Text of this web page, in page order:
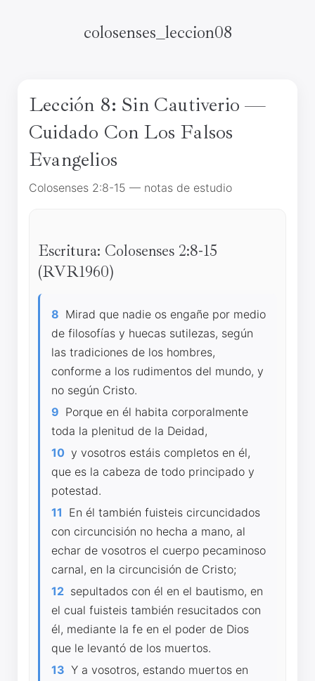
colosenses_leccion08
Lección 8: Sin Cautiverio —
Cuidado Con Los Falsos
Evangelios
Colosenses 2:8-15 — notas de estudio
Escritura: Colosenses 2:8-15
(RVR1960)
8 Mirad que nadie os engañe por medio
de filosofías y huecas sutilezas, según
las tradiciones de los hombres,
conforme a los rudimentos del mundo, y
no según Cristo.
9 Porque en él habita corporalmente
toda la plenitud de la Deidad,
10 y vosotros estáis completos en él,
que es la cabeza de todo principado y
potestad.
11 En él también fuisteis circuncidados
con circuncisión no hecha a mano, al
echar de vosotros el cuerpo pecaminoso
carnal, en la circuncisión de Cristo;
12 sepultados con él en el bautismo, en
el cual fuisteis también resucitados con
él, mediante la fe en el poder de Dios
que le levantó de los muertos.
13 Y a vosotros, estando muertos en